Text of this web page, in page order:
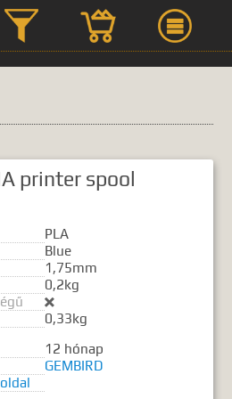
printer spool
PLA
Blue
1,75mm
0,2kg

0,33kg
12 hónap
GEMBIRD